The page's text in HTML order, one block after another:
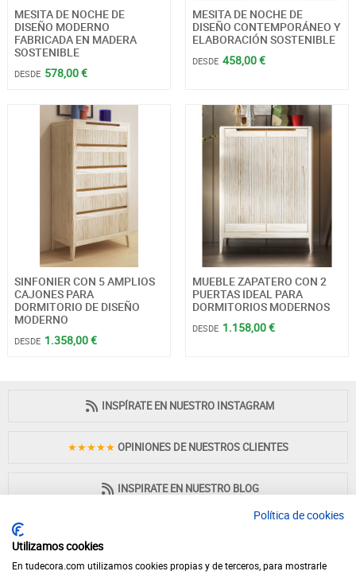
MESITA DE NOCHE DE
DISEÑO MODERNO
FABRICADA EN MADERA
SOSTENIBLE
DESDE 578,00 €
MESITA DE NOCHE DE
DISEÑO CONTEMPORÁNEO Y
ELABORACIÓN SOSTENIBLE
DESDE 458,00 €
SINFONIER CON 5 AMPLIOS
CAJONES PARA
DORMITORIO DE DISEÑO
MODERNO
DESDE 1.358,00 €
MUEBLE ZAPATERO CON 2
PUERTAS IDEAL PARA
DORMITORIOS MODERNOS
DESDE 1.158,00 €
INSPÍRATE EN NUESTRO INSTAGRAM
★★★★★ OPINIONES DE NUESTROS CLIENTES
INSPIRATE EN NUESTRO BLOG
Política de cookies
Utilizamos cookies
En tudecora.com utilizamos cookies propias y de terceros, para mostrarle